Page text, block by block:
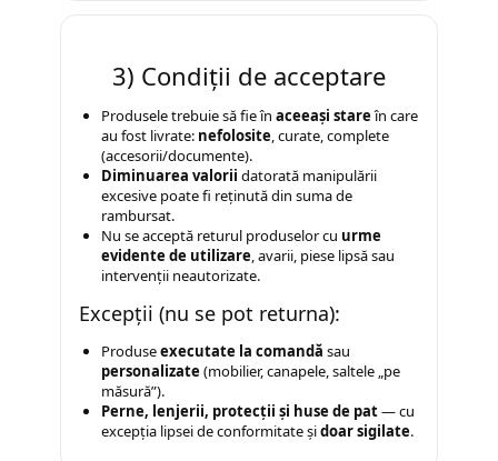
Portmantouri
Pantofare
Seturi mobilier hol
Stender haine
Suport pentru umerase
Mobilier gradinita
Mese gradinita
Scaune gradinita
Set mese si scaune gradinita
3) Condiții de acceptare
Produsele trebuie să fie în aceeași stareîn care
au fost livrate: nefolosite, curate, complete
(accesorii/documente).
Diminuarea valorii datorată manipulării
excesive poate fi reținută din suma de
rambursat.
Nu se acceptă returul produselor cu urme
evidente de utilizare, avarii, piese lipsă sau
intervenții neautorizate.
Excepții (nu se pot returna):
Produseexecutate la comandă sau
personalizate (mobilier, canapele, saltele „pe
măsură”).
Perne, lenjerii, protecții și huse de pat— cu
excepția lipsei de conformitate șidoar sigilate.